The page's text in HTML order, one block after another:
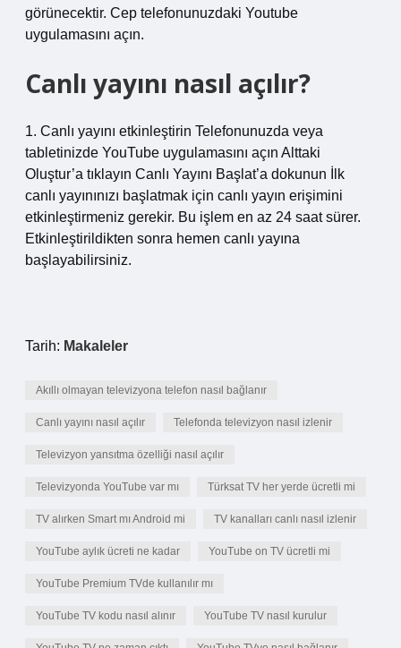
görünecektir. Cep telefonunuzdaki Youtube
uygulamasını açın.
Canlı yayını nasıl açılır?
1. Canlı yayını etkinleştirin Telefonunuzda veya
tabletinizde YouTube uygulamasını açın Alttaki
Oluştur’a tıklayın Canlı Yayını Başlat’a dokunun İlk
canlı yayınınızı başlatmak için canlı yayın erişimini
etkinleştirmeniz gerekir. Bu işlem en az 24 saat sürer.
Etkinleştirildikten sonra hemen canlı yayına
başlayabilirsiniz.
Tarih: Makaleler
Akıllı olmayan televizyona telefon nasıl bağlanır
Canlı yayını nasıl açılır Telefonda televizyon nasıl izlenir
Televizyon yansıtma özelliği nasıl açılır
Televizyonda YouTube var mı Türksat TV her yerde ücretli mi
TV alırken Smart mı Android mi TV kanalları canlı nasıl izlenir
YouTube aylık ücreti ne kadar YouTube on TV ücretli mi
YouTube Premium TVde kullanılır mı
YouTube TV kodu nasıl alınır YouTube TV nasıl kurulur